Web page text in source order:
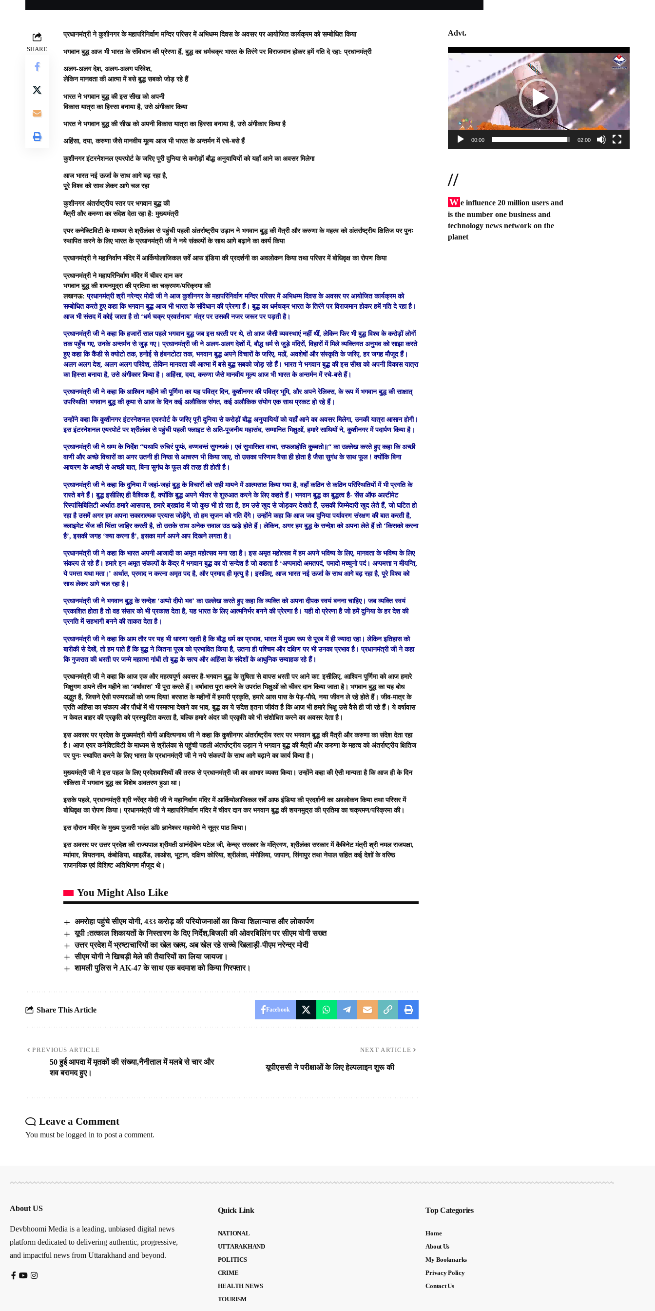
SHARE
प्रधानमंत्री ने कुशीनगर के महापरिनिर्वाण मन्दिर परिसर में अभिधम्म दिवस के अवसर पर आयोजित कार्यक्रम को सम्बोधित किया
भगवान बुद्ध आज भी भारत के संविधान की प्रेरणा हैं, बुद्ध का धर्मचक्र भारत के तिरंगे पर विराजमान होकर हमें गति दे रहा: प्रधानमंत्री
अलग-अलग देश, अलग-अलग परिवेश,
लेकिन मानवता की आत्मा में बसे बुद्ध सबको जोड़ रहे हैं
भारत ने भगवान बुद्ध की इस सीख को अपनी
विकास यात्रा का हिस्सा बनाया है, उसे अंगीकार किया
भारत ने भगवान बुद्ध की सीख को अपनी विकास यात्रा का हिस्सा बनाया है, उसे अंगीकार किया है
अहिंसा, दया, करुणा जैसे मानवीय मूल्य आज भी भारत के अन्तर्मन में रचे-बसे हैं
कुशीनगर इंटरनेशनल एयरपोर्ट के जरिए पूरी दुनिया से करोड़ों बौद्ध अनुयायियों को यहाँ आने का अवसर मिलेगा
आज भारत नई ऊर्जा के साथ आगे बढ़ रहा है,
पूरे विश्व को साथ लेकर आगे चल रहा
कुशीनगर अंतर्राष्ट्रीय स्तर पर भगवान बुद्ध की
मैत्री और करुणा का संदेश देता रहा है: मुख्यमंत्री
एयर कनेक्टिविटी के माध्यम से श्रीलंका से पहुंची पहली अंतर्राष्ट्रीय उड़ान ने भगवान बुद्ध की मैत्री और करुणा के महत्व को अंतर्राष्ट्रीय क्षितिज पर पुनः
स्थापित करने के लिए भारत के प्रधानमंत्री जी ने नये संकल्पों के साथ आगे बढ़ाने का कार्य किया
प्रधानमंत्री ने महानिर्वाण मंदिर में आर्कियोलाजिकल सर्वे आफ इंडिया की प्रदर्शनी का अवलोकन किया तथा परिसर में बोधिवृक्ष का रोपण किया
प्रधानमंत्री ने महापरिनिर्वाण मंदिर में चीवर दान कर
भगवान बुद्ध की शयनमुद्रा की प्रतिमा का चक्रमण/परिक्रमा की
लखनऊ:प्रधानमंत्री श्री नरेन्द्र मोदी जी ने आज कुशीनगर के महापरिनिर्वाण मन्दिर परिसर में अभिधम्म दिवस के अवसर पर आयोजित कार्यक्रम को
सम्बोधित करते हुए कहा कि भगवान बुद्ध आज भी भारत के संविधान की प्रेरणा हैं। बुद्ध का धर्मचक्र भारत के तिरंगे पर विराजमान होकर हमें गति दे रहा है।
आज भी संसद में कोई जाता है तो ‘धर्म चक्र प्रवर्तनाय’ मंत्र पर उसकी नजर जरूर पर पड़ती है।
प्रधानमंत्री जी ने कहा कि हजारों साल पहले भगवान बुद्ध जब इस धरती पर थे, तो आज जैसी व्यवस्थाएं नहीं थीं, लेकिन फिर भी बुद्ध विश्व के करोड़ों लोगों
तक पहुँच गए, उनके अन्तर्मन से जुड़ गए। प्रधानमंत्री जी ने अलग-अलग देशों में, बौद्ध धर्म से जुड़े मंदिरों, विहारों में मिले व्यक्तिगत अनुभव को साझा करते
हुए कहा कि कैंडी से क्योटो तक, हनोई से हंबनटोटा तक, भगवान बुद्ध अपने विचारों के जरिए, मठों, अवशेषों और संस्कृति के जरिए, हर जगह मौजूद हैं।
अलग अलग देश, अलग अलग परिवेश, लेकिन मानवता की आत्मा में बसे बुद्ध सबको जोड़ रहे हैं। भारत ने भगवान बुद्ध की इस सीख को अपनी विकास यात्रा
का हिस्सा बनाया है, उसे अंगीकार किया है। अहिंसा, दया, करुणा जैसे मानवीय मूल्य आज भी भारत के अन्तर्मन में रचे-बसे हैं।
प्रधानमंत्री जी ने कहा कि आश्विन महीने की पूर्णिमा का यह पवित्र दिन, कुशीनगर की पवित्र भूमि, और अपने रेलिक्स, के रूप में भगवान बुद्ध की साक्षात्
उपस्थिति! भगवान बुद्ध की कृपा से आज के दिन कई अलौकिक संगत, कई अलौकिक संयोग एक साथ प्रकट हो रहे हैं।
उन्होंने कहा कि कुशीनगर इंटरनेशनल एयरपोर्ट के जरिए पूरी दुनिया से करोड़ों बौद्ध अनुयायियों को यहाँ आने का अवसर मिलेगा, उनकी यात्रा आसान होगी।
इस इंटरनेशनल एयरपोर्ट पर श्रीलंका से पहुंची पहली फ्लाइट से अति-पूजनीय महासंघ, सम्मानित भिक्षुओं, हमारे साथियों ने, कुशीनगर में पदार्पण किया है।
प्रधानमंत्री जी ने धम्म के निर्देश “यथापि रुचिरं पुप्फं, वण्णवन्तं सुगन्धकं। एवं सुभासिता वाचा, सफलाहोति कुब्बतो॥“ का उल्लेख करते हुए कहा कि अच्छी
वाणी और अच्छे विचारों का अगर उतनी ही निष्ठा से आचरण भी किया जाए, तो उसका परिणाम वैसा ही होता है जैसा सुगंध के साथ फूल ! क्योंकि बिना
आचरण के अच्छी से अच्छी बात, बिना सुगंध के फूल की तरह ही होती है।
प्रधानमंत्री जी ने कहा कि दुनिया में जहां-जहां बुद्ध के विचारों को सही मायने में आत्मसात किया गया है, वहाँ कठिन से कठिन परिस्थितियों में भी प्रगति के
रास्ते बने हैं। बुद्ध इसीलिए ही वैश्विक हैं, क्योंकि बुद्ध अपने भीतर से शुरुआत करने के लिए कहते हैं। भगवान बुद्ध का बुद्धत्व है- सेंस ऑफ अल्टीमेट
रिस्पांसिबिलिटी अर्थात-हमारे आसपास, हमारे ब्रह्मांड में जो कुछ भी हो रहा है, हम उसे खुद से जोड़कर देखते हैं, उसकी जिम्मेदारी खुद लेते हैं, जो घटित हो
रहा है उसमें अगर हम अपना सकारात्मक प्रयास जोड़ेंगे, तो हम सृजन को गति देंगे। उन्होंने कहा कि आज जब दुनिया पर्यावरण संरक्षण की बात करती है,
क्लाइमेट चेंज की चिंता जाहिर करती है, तो उसके साथ अनेक सवाल उठ खड़े होते हैं। लेकिन, अगर हम बुद्ध के सन्देश को अपना लेते हैं तो ‘किसको करना
है’, इसकी जगह ‘क्या करना है’, इसका मार्ग अपने आप दिखने लगता है।
प्रधानमंत्री जी ने कहा कि भारत अपनी आजादी का अमृत महोत्सव मना रहा है। इस अमृत महोत्सव में हम अपने भविष्य के लिए, मानवता के भविष्य के लिए
संकल्प ले रहे हैं। हमारे इन अमृत संकल्पों के केंद्र में भगवान बुद्ध का वो सन्देश है जो कहता है ‘अप्पमादो अमतपदं, पमादो मच्चुनो पदं। अप्पमत्ता न मीयन्ति,
ये पमत्ता यथा मता।’ अर्थात, प्रमाद न करना अमृत पद है, और प्रमाद ही मृत्यु है। इसलिए, आज भारत नई ऊर्जा के साथ आगे बढ़ रहा है, पूरे विश्व को
साथ लेकर आगे चल रहा है।
प्रधानमंत्री जी ने भगवान बुद्ध के सन्देश ‘अप्पो दीपो भव’ का उल्लेख करते हुए कहा कि व्यक्ति को अपना दीपक स्वयं बनना चाहिए। जब व्यक्ति स्वयं
प्रकाशित होता है तो वह संसार को भी प्रकाश देता है, यह भारत के लिए आत्मनिर्भर बनने की प्रेरणा है। यही वो प्रेरणा है जो हमें दुनिया के हर देश की
प्रगति में सहभागी बनने की ताकत देता है।
प्रधानमंत्री जी ने कहा कि आम तौर पर यह भी धारणा रहती है कि बौद्ध धर्म का प्रभाव, भारत में मुख्य रूप से पूरब में ही ज्यादा रहा। लेकिन इतिहास को
बारीकी से देखें, तो हम पाते हैं कि बुद्ध ने जितना पूरब को प्रभावित किया है, उतना ही पश्चिम और दक्षिण पर भी उनका प्रभाव है। प्रधानमंत्री जी ने कहा
कि गुजरात की धरती पर जन्मे महात्मा गांधी तो बुद्ध के सत्य और अहिंसा के संदेशों के आधुनिक सम्वाहक रहे हैं।
प्रधानमंत्री जी ने कहा कि आज एक और महत्वपूर्ण अवसर है-भगवान बुद्ध के तुषिता से वापस धरती पर आने का! इसीलिए, आश्विन पूर्णिमा को आज हमारे
भिक्षुगण अपने तीन महीने का ‘वर्षावास’ भी पूरा करते हैं। वर्षावास पूरा करने के उपरांत भिक्षुओं को चीवर दान किया जाता है। भगवान बुद्ध का यह बोध
अद्भुत है, जिसने ऐसी परम्पराओं को जन्म दिया! बरसात के महीनों में हमारी प्रकृति, हमारे आस पास के पेड़-पौधे, नया जीवन ले रहे होते हैं। जीव-मात्र के
प्रति अहिंसा का संकल्प और पौधों में भी परमात्मा देखने का भाव, बुद्ध का ये संदेश इतना जीवंत है कि आज भी हमारे भिक्षु उसे वैसे ही जी रहे हैं। ये वर्षावास
न केवल बाहर की प्रकृति को प्रस्फुटित करता है, बल्कि हमारे अंदर की प्रकृति को भी संशोधित करने का अवसर देता है।
इस अवसर पर प्रदेश के मुख्यमंत्री योगी आदित्यनाथ जी ने कहा कि कुशीनगर अंतर्राष्ट्रीय स्तर पर भगवान बुद्ध की मैत्री और करुणा का संदेश देता रहा
है। आज एयर कनेक्टिविटी के माध्यम से श्रीलंका से पहुंची पहली अंतर्राष्ट्रीय उड़ान ने भगवान बुद्ध की मैत्री और करुणा के महत्व को अंतर्राष्ट्रीय क्षितिज
पर पुनः स्थापित करने के लिए भारत के प्रधानमंत्री जी ने नये संकल्पों के साथ आगे बढ़ाने का कार्य किया है।
मुख्यमंत्री जी ने इस पहल के लिए प्रदेशवासियों की तरफ से प्रधानमंत्री जी का आभार व्यक्त किया। उन्होंने कहा की ऐसी मान्यता है कि आज ही के दिन
संकिसा में भगवान बुद्ध का विशेष अवतरण हुआ था।
इसके पहले, प्रधानमंत्री श्री नरेंद्र मोदी जी ने महानिर्वाण मंदिर में आर्कियोलाजिकल सर्वे आफ इंडिया की प्रदर्शनी का अवलोकन किया तथा परिसर में
बोधिवृक्ष का रोपण किया। प्रधानमंत्री जी ने महापरिनिर्वाण मंदिर में चीवर दान कर भगवान बुद्ध की शयनमुद्रा की प्रतिमा का चक्रमण/परिक्रमा की।
इस दौरान मंदिर के मुख्य पुजारी भदंत डॉ0 ज्ञानेश्वर महाथेरो ने सूत्र पाठ किया।
इस अवसर पर उत्तर प्रदेश की राज्यपाल श्रीमती आनंदीबेन पटेल जी, केन्द्र सरकार के मंत्रिगण, श्रीलंका सरकार में कैबिनेट मंत्री श्री नमल राजपक्षा,
म्यांमार, वियतनाम, कंबोडिया, थाइलैंड, लाओस, भूटान, दक्षिण कोरिया, श्रीलंका, मंगोलिया, जापान, सिंगापुर तथा नेपाल सहित कई देशों के वरिष्ठ
राजनयिक एवं विशिष्ट अतिथिगण मौजूद थे।
You Might Also Like
अमरोहा पहुंचे सीएम योगी, 433 करोड़ की परियोजनाओं का क‍िया श‍िलान्‍यास और लोकार्पण
यूपी :तत्काल शिकायतों के निस्तारण के दिए निर्देश,बिजली की ओवरबिलिंग पर सीएम योगी सख्त
उत्तर प्रदेश में भ्रष्टाचारियों का खेल खत्म, अब खेल रहे सच्चे खिलाड़ी-पीएम नरेन्द्र मोदी
सीएम योगी ने खिचड़ी मेले की तैयारियों का लिया जायजा।
शामली पुलिस ने AK-47 के साथ एक बदमाश को किया गिरफ्तार।
Share This Article Facebook
PREVIOUS ARTICLE
50 हुई आपदा में मृतकों की संख्या,नैनीताल में मलबे से चार और
शव बरामद हुए।
NEXT ARTICLE
यूपीएससी ने परीक्षाओं के लिए हेल्पलाइन शुरू की
Leave a Comment
You must be logged in to post a comment.
Advt.
Video
00:00 02:00
//
W e influence 20 million users and
is the number one business and
technology news network on the
planet
About US
Devbhoomi Media is a leading, unbiased digital news
platform dedicated to delivering authentic, progressive,
and impactful news from Uttarakhand and beyond.
Quick Link
NATIONAL
UTTARAKHAND
POLITICS
CRIME
HEALTH NEWS
TOURISM
Top Categories
Home
About Us
My Bookmarks
Privacy Policy
Contact Us